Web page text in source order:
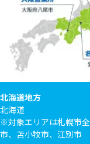
北海道地方
北海道
※対象エリアは札幌市
市、苫小牧市、江別市